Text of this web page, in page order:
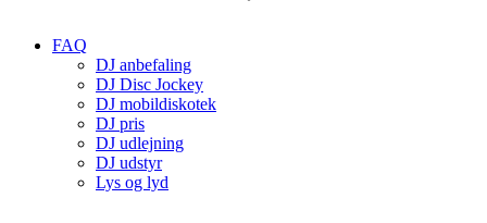
FAQ
DJ anbefaling
DJ Disc Jockey
DJ mobildiskotek
DJ pris
DJ udlejning
DJ udstyr
Lys og lyd